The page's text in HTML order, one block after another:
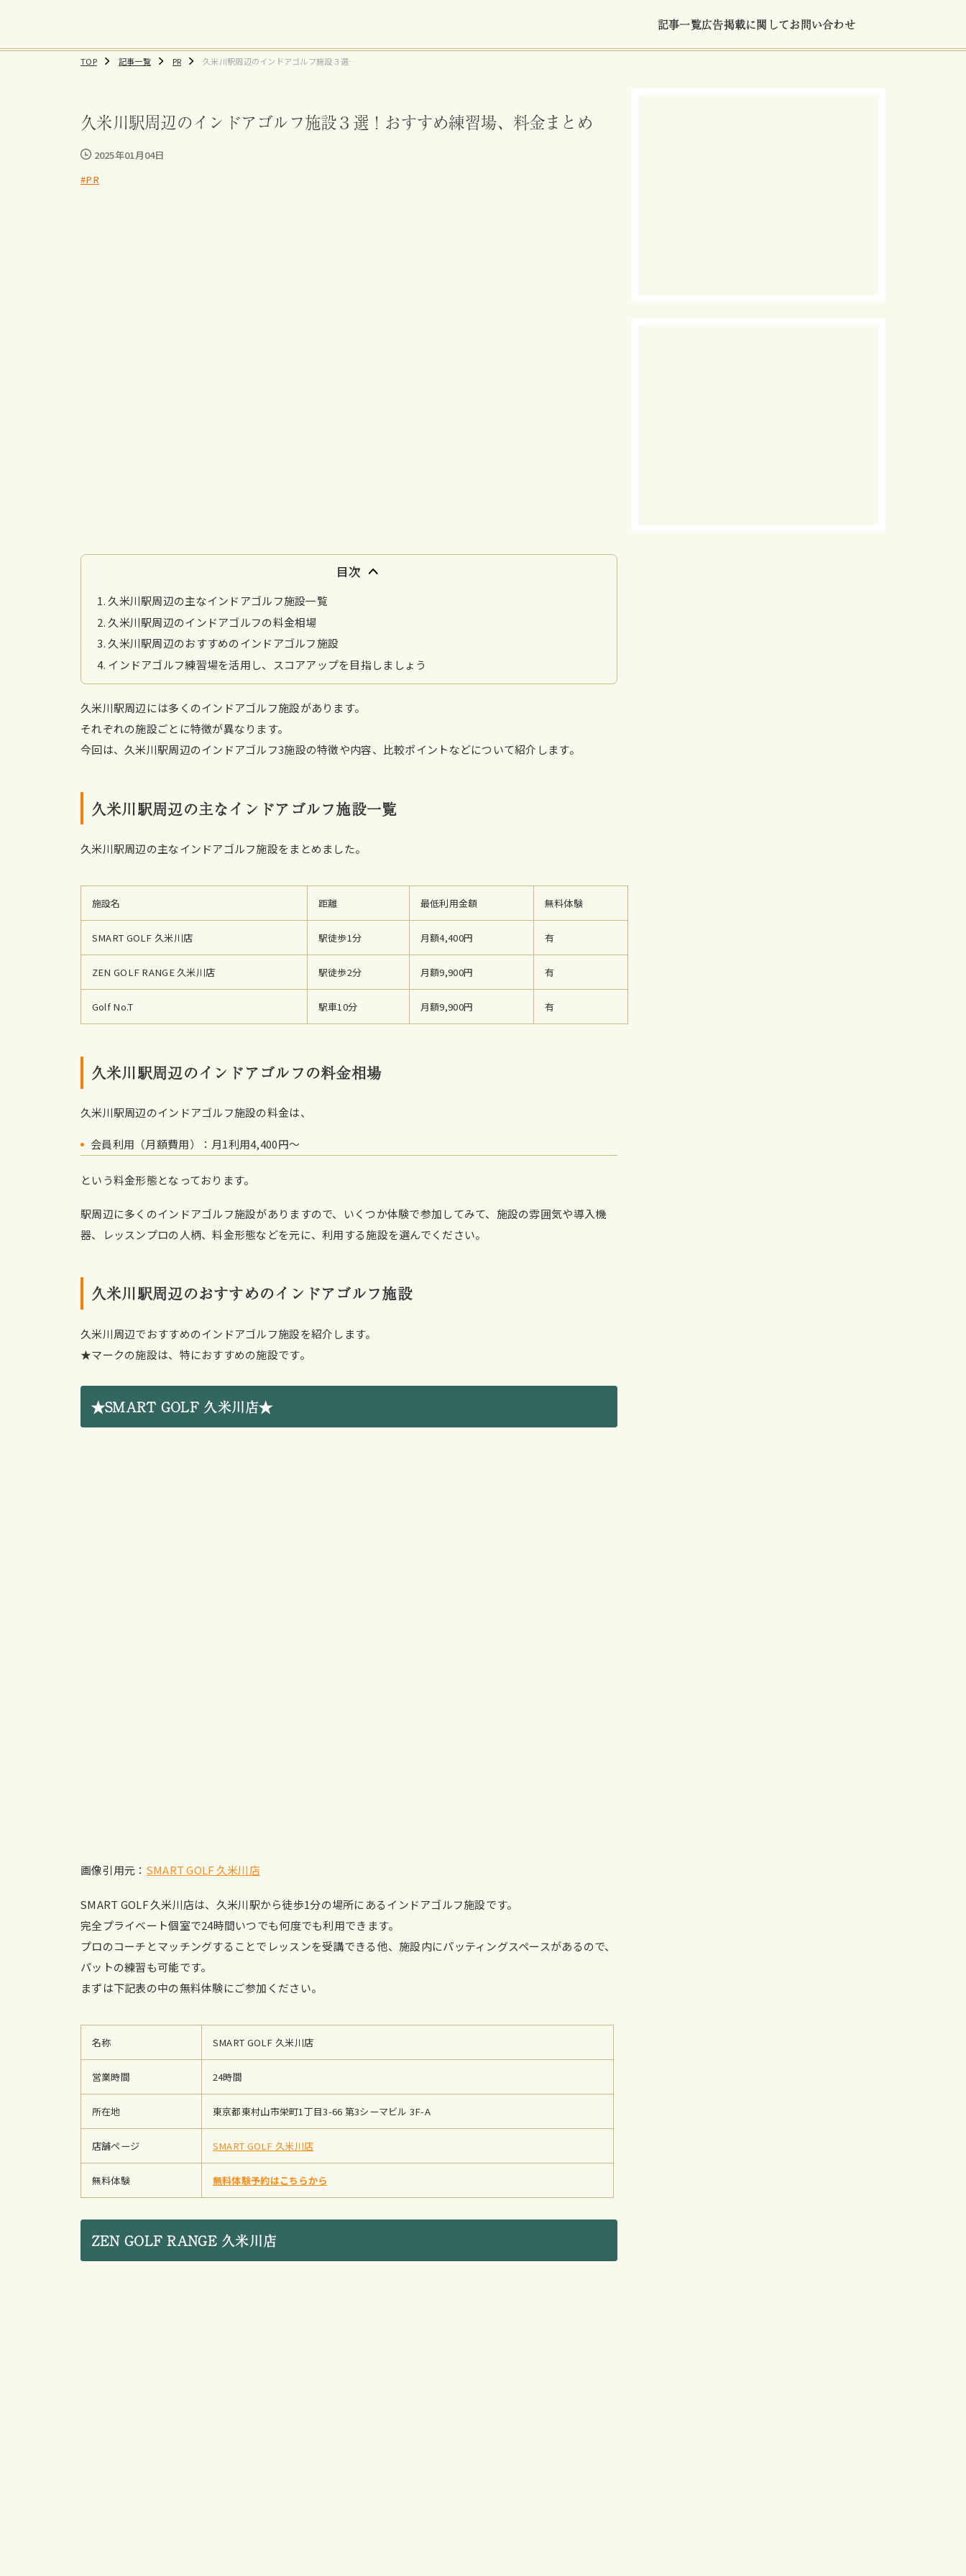
記事一覧広告掲載に関してお問い合わせ
TOP 記事一覧 PR
久米川駅周辺のインドアゴルフ施設３選！
久米川駅周辺のインドアゴルフ施設３選！おすすめ練習場、料金まとめ
2025年01月04日
#PR
目次
久米川駅周辺の主なインドアゴルフ施設一覧
久米川駅周辺のインドアゴルフの料金相場
久米川駅周辺のおすすめのインドアゴルフ施設
インドアゴルフ練習場を活用し、スコアアップを目指しましょう
久米川駅周辺には多くのインドアゴルフ施設があります。
それぞれの施設ごとに特徴が異なります。
今回は、久米川駅周辺のインドアゴルフ3施設の特徴や内容、比較ポイントなどについて紹介します。
久米川駅周辺の主なインドアゴルフ施設一覧
久米川駅周辺の主なインドアゴルフ施設をまとめました。
施設名 距離 最低利用金額 無料体験
SMART GOLF 久米川店 駅徒歩1分 月額4,400円 有
ZEN GOLF RANGE 久米川店 駅徒歩2分 月額9,900円 有
Golf No.T 駅車10分 月額9,900円 有
久米川駅周辺のインドアゴルフの料金相場
久米川駅周辺のインドアゴルフ施設の料金は、
会員利用（月額費用）：月1利用4,400円〜
という料金形態となっております。
駅周辺に多くのインドアゴルフ施設がありますので、いくつか体験で参加してみて、施設の雰囲気や導入機
器、レッスンプロの人柄、料金形態などを元に、利用する施設を選んでください。
久米川駅周辺のおすすめのインドアゴルフ施設
久米川周辺でおすすめのインドアゴルフ施設を紹介します。
★マークの施設は、特におすすめの施設です。
★SMART GOLF 久米川店★
画像引用元： SMART GOLF 久米川店
SMART GOLF 久米川店は、久米川駅から徒歩1分の場所にあるインドアゴルフ施設です。
完全プライベート個室で24時間いつでも何度でも利用できます。
プロのコーチとマッチングすることでレッスンを受講できる他、施設内にパッティングスペースがあるので、
パットの練習も可能です。
まずは下記表の中の無料体験にご参加ください。
名称 SMART GOLF 久米川店
営業時間 24時間
所在地 東京都東村山市栄町1丁目3-66 第3シーマビル 3F-A
店舗ページ SMART GOLF 久米川店
無料体験 無料体験予約はこちらから
ZEN GOLF RANGE 久米川店